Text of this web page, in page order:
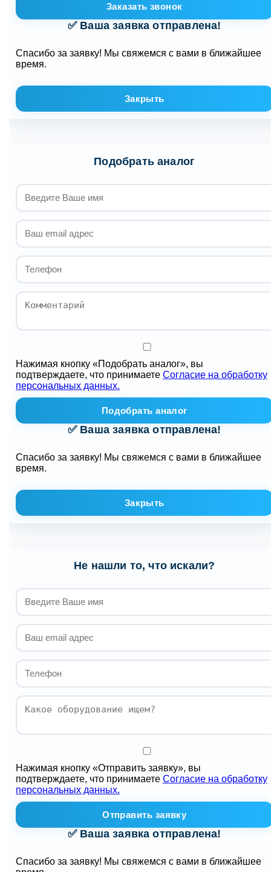
Заказать звонок
✅ Ваша заявка отправлена!
Спасибо за заявку! Мы свяжемся с вами в ближайшее
время.
Закрыть
Подобрать аналог
Нажимая кнопку «Подобрать аналог», вы
подтверждаете, что принимаетеСогласие на обработку
персональных данных.
Подобрать аналог
✅ Ваша заявка отправлена!
Спасибо за заявку! Мы свяжемся с вами в ближайшее
время.
Закрыть
Не нашли то, что искали?
Нажимая кнопку «Отправить заявку», вы
подтверждаете, что принимаетеСогласие на обработку
персональных данных.
Отправить заявку
✅ Ваша заявка отправлена!
Спасибо за заявку! Мы свяжемся с вами в ближайшее